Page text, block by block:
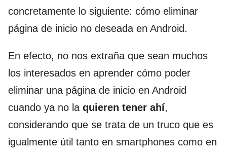
concretamente lo siguiente: cómo eliminar
página de inicio no deseada en Android.
En efecto, no nos extraña que sean muchos
los interesados en aprender cómo poder
eliminar una página de inicio en Android
cuando ya no la quieren tener ahí,
considerando que se trata de un truco que es
igualmente útil tanto en smartphones como en